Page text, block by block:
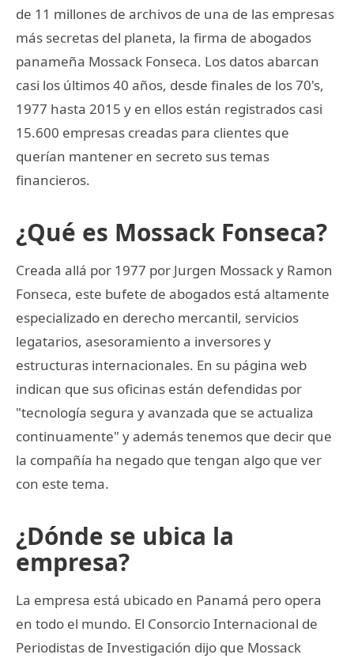
de 11 millones de archivos de una de las empresas
más secretas del planeta, la firma de abogados
panameña Mossack Fonseca. Los datos abarcan
casi los últimos 40 años, desde finales de los 70's,
1977 hasta 2015 y en ellos están registrados casi
15.600 empresas creadas para clientes que
querían mantener en secreto sus temas
financieros.
¿Qué es Mossack Fonseca?
Creada allá por 1977 por Jurgen Mossack y Ramon
Fonseca, este bufete de abogados está altamente
especializado en derecho mercantil, servicios
legatarios, asesoramiento a inversores y
estructuras internacionales. En su página web
indican que sus oficinas están defendidas por
"tecnología segura y avanzada que se actualiza
continuamente" y además tenemos que decir que
la compañía ha negado que tengan algo que ver
con este tema.
¿Dónde se ubica la
empresa?
La empresa está ubicado en Panamá pero opera
en todo el mundo. El Consorcio Internacional de
Periodistas de Investigación dijo que Mossack